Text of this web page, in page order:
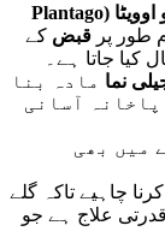
پلانٹاگو اوویٹا (Plantago
طور پر قبض کے
کیا جاتا ہے۔
نما مادہ بنا
آسانی
میں بھی
چاہیے تاکہ گلے
علاج ہے جو